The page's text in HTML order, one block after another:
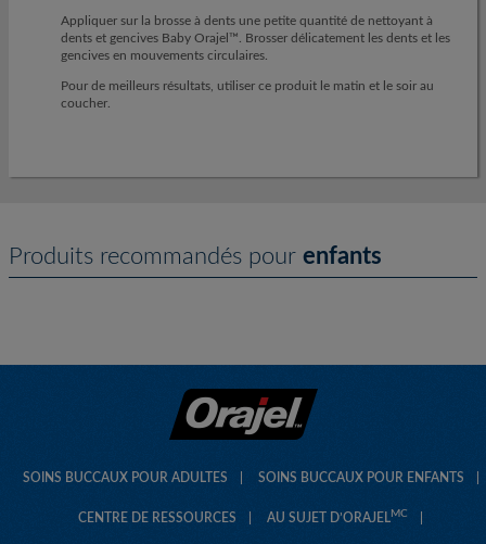
Appliquer sur la brosse à dents une petite quantité de nettoyant à
dents et gencives Baby Orajel™. Brosser délicatement les dents et les
gencives en mouvements circulaires.
Pour de meilleurs résultats, utiliser ce produit le matin et le soir au
coucher.
Produits recommandés pour enfants
SOINS BUCCAUX POUR ADULTES SOINS BUCCAUX POUR ENFANTS
CENTRE DE RESSOURCES AU SUJET D’ORAJEL MC